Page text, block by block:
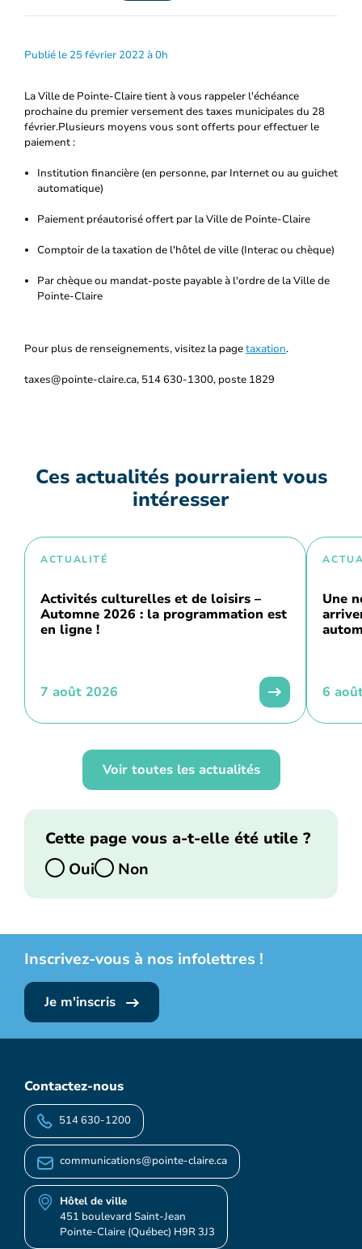
Publié le 25 février 2022 à 0h
La Ville de Pointe-Claire tient à vous rappeler l'échéance
prochaine du premier versement des taxes municipales du 28
février.Plusieurs moyens vous sont offerts pour effectuer le
paiement :
Institution financière (en personne, par Internet ou au guichet
automatique)
Paiement préautorisé offert par la Ville de Pointe-Claire
Comptoir de la taxation de l'hôtel de ville (Interac ou chèque)
Par chèque ou mandat-poste payable à l'ordre de la Ville de
Pointe-Claire
Pour plus de renseignements, visitez la pagetaxation.
taxes@pointe-claire.ca, 514 630-1300, poste 1829
Ces actualités pourraient vous
intéresser
ACTUALITÉ
Activités culturelles et de loisirs –
Automne 2026 : la programmation est
en ligne !
7 août 2026
Une
6
Voir toutes les actualités
Cette page vous a-t-elle été utile ?
Oui
Non
Inscrivez-vous à nos infolettres !
Je m'inscris
Contactez-nous
514 630-1200
communications@pointe-claire.ca
Hôtel de ville
451 boulevard Saint-Jean
Pointe-Claire (Québec) H9R 3J3